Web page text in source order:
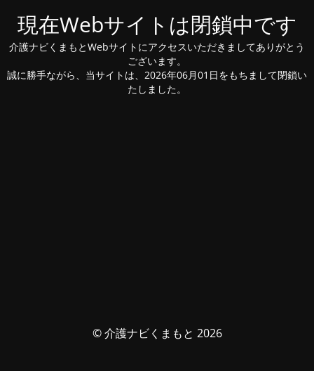
現在Webサイトは閉鎖中です
介護ナビくまもとWebサイトにアクセスいただきましてありがとう
ございます。
誠に勝手ながら、当サイトは、2026年06月01日をもちまして閉鎖い
たしました。
© 介護ナビくまもと 2026